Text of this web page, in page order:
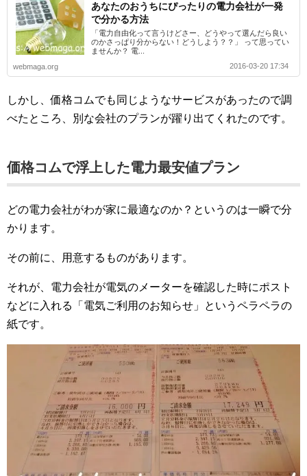
あなたのおうちにぴったりの電力会社が一発
で分かる方法
「電力自由化って言うけどさー、どうやって選んだら良い
のかさっぱり分からない！どうしよう？？」 って思ってい
ませんか？ 電...
webmaga.org
2016-03-20 17:34
しかし、価格コムでも同じようなサービスがあったので調
べたところ、別な会社のプランが躍り出てくれたのです。
価格コムで浮上した電力最安値プラン
どの電力会社がわが家に最適なのか？というのは一瞬で分
かります。
その前に、用意するものがあります。
それが、電力会社が電気のメーターを確認した時にポスト
などに入れる「電気ご利用のお知らせ」というペラペラの
紙です。